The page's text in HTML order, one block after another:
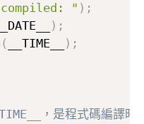
" ) ;
__DATE__ ) ;
( __TIME__ ) ;
，是程式碼編譯時